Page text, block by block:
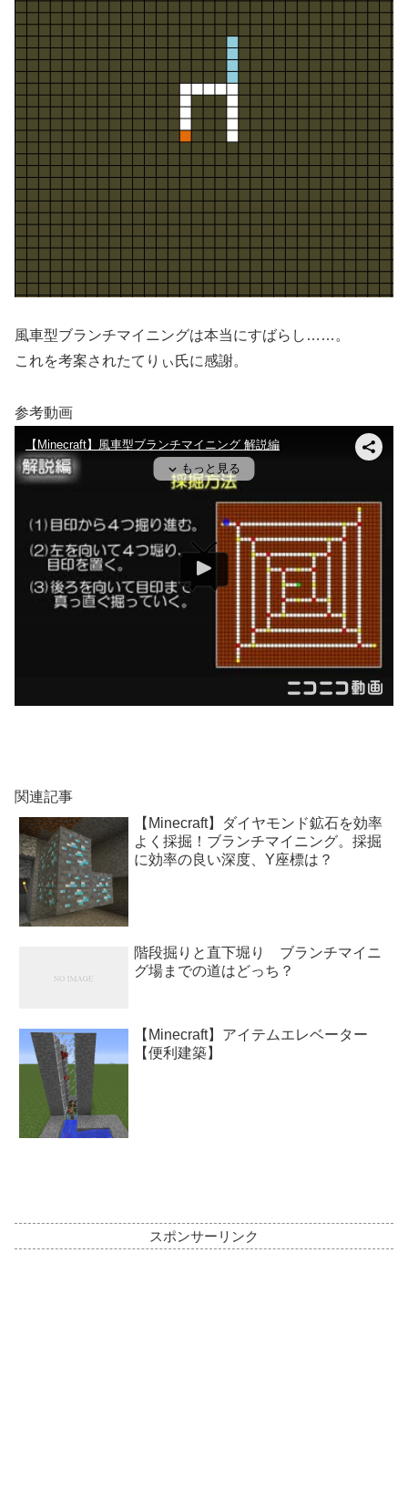
風車型ブランチマイニングは本当にすばらし……。
これを考案されたてりぃ氏に感謝。
参考動画
関連記事
【Minecraft】ダイヤモンド鉱石を効率
よく採掘！ブランチマイニング。採掘
に効率の良い深度、Y座標は？
階段掘りと直下堀り ブランチマイニ
グ場までの道はどっち？
【Minecraft】アイテムエレベーター
【便利建築】
スポンサーリンク